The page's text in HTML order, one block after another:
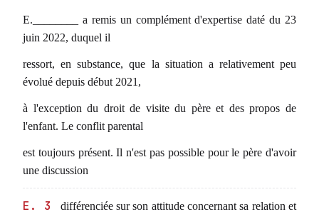
E.________ a remis un complément d'expertise daté du 23
juin 2022, duquel il
ressort, en substance, que la situation a relativement peu
évolué depuis début 2021,
à l'exception du droit de visite du père et des propos de
l'enfant. Le conflit parental
est toujours présent. Il n'est pas possible pour le père d'avoir
une discussion
E. 3
différenciée sur son attitude concernant sa relation et